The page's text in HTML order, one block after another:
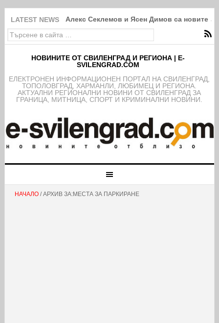
LATEST NEWS Алекс Секлемов и Ясен Димов са новите
НОВИНИТЕ ОТ СВИЛЕНГРАД И РЕГИОНА | E-
SVILENGRAD.COM
EЛЕКТРОНЕН ИНФОРМАЦИОНЕН ПОРТАЛ НА СВИЛЕНГРАД,
ТОПОЛОВГРАД, ХАРМАНЛИ, ЛЮБИМЕЦ И РЕГИОНА.
АКТУАЛНИ РЕГИОНАЛНИ НОВИНИ ОТ СВИЛЕНГРАД ЗА
ГРАНИЦА, МИТНИЦА, СПОРТ И КРИМИНАЛНИ НОВИНИ.
НАЧАЛО/ АРХИВ ЗА:МЕСТА ЗА ПАРКИРАНЕ